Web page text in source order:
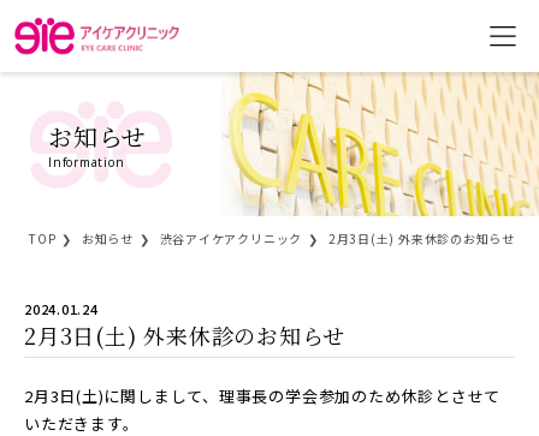
お知らせ
Information
TOP お知らせ 渋谷アイケアクリニック 2月3日(土) 外来休診のお知らせ
2024.01.24
2月3日(土) 外来休診のお知らせ
2月3日(土)に関しまして、理事長の学会参加のため休診とさせて
いただきます。